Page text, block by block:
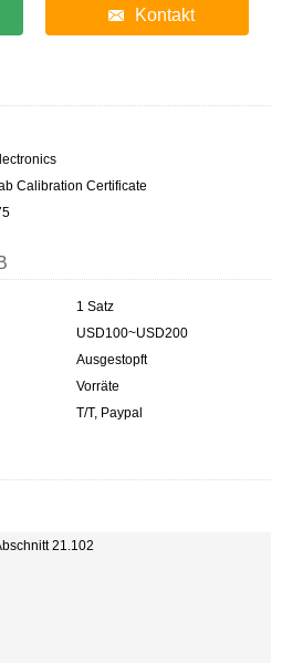
Kontakt
Calibration Certificate
1 Satz
USD100~USD200
Ausgestopft
Vorräte
T/T, Paypal
21.102